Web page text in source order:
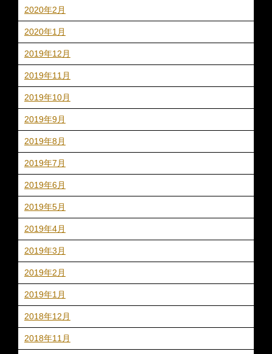
2020年2月
2020年1月
2019年12月
2019年11月
2019年10月
2019年9月
2019年8月
2019年7月
2019年6月
2019年5月
2019年4月
2019年3月
2019年2月
2019年1月
2018年12月
2018年11月